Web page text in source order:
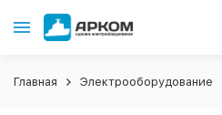
Главная Электрооборудование